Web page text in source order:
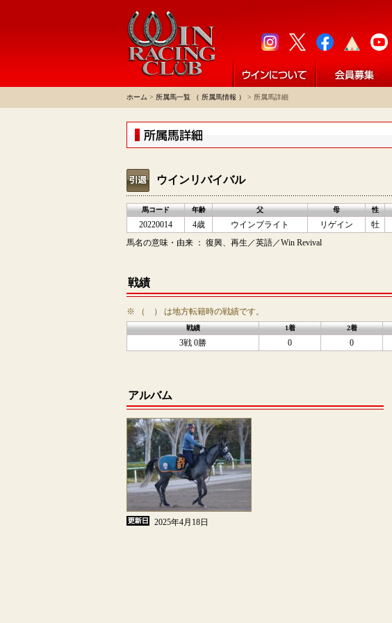
ホーム > 所属馬一覧 （ 所属馬情報 ） > 所属馬詳細
ウインリバイバル
馬コード 年齢 父 母 性
20220014 4歳 ウインブライト リゲイン 牡
馬名の意味・由来 ： 復興、再生／英語／Win Revival
戦績
※ （ ） は地方転籍時の戦績です。
戦績 1着 2着
3戦 0勝 0 0
アルバム
2025年4月18日